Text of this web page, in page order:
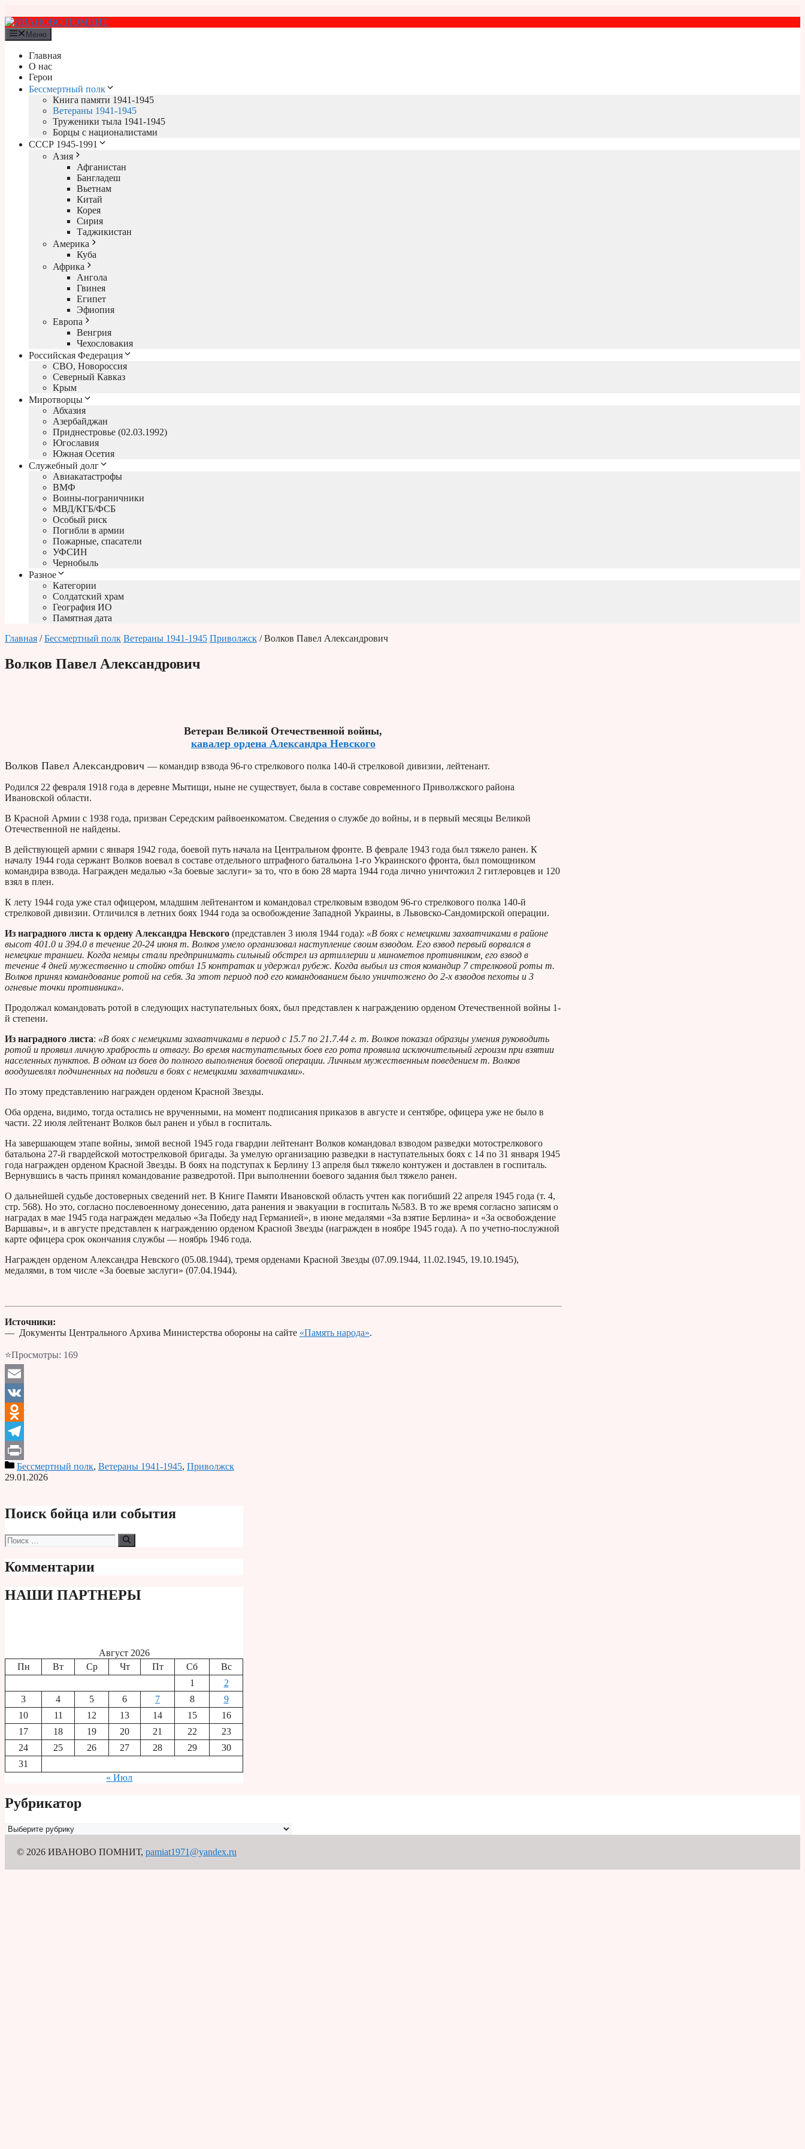
к
содержимому
Меню
Главная
О нас
Герои
Бессмертный полк
Книга памяти 1941-1945
Ветераны 1941-1945
Труженики тыла 1941-1945
Борцы с националистами
СССР 1945-1991
Азия
Афганистан
Бангладеш
Вьетнам
Китай
Корея
Сирия
Таджикистан
Америка
Куба
Африка
Ангола
Гвинея
Египет
Эфиопия
Европа
Венгрия
Чехословакия
Российская Федерация
СВО, Новороссия
Северный Кавказ
Крым
Миротворцы
Абхазия
Азербайджан
Приднестровье (02.03.1992)
Югославия
Южная Осетия
Служебный долг
Авиакатастрофы
ВМФ
Воины-пограничники
МВД/КГБ/ФСБ
Особый риск
Погибли в армии
Пожарные, спасатели
УФСИН
Чернобыль
Разное
Категории
Солдатский храм
География ИО
Памятная дата
Главная /Бессмертный полк Ветераны 1941-1945 Приволжск / Волков Павел Александрович
Волков Павел Александрович
Ветеран Великой Отечественной войны,
кавалер ордена Александра Невского
Волков Павел Александрович — командир взвода 96-го стрелкового полка 140-й стрелковой дивизии, лейтенант.
Родился 22 февраля 1918 года в деревне Мытищи, ныне не существует, была в составе современного Приволжского района
Ивановской области.
В Красной Армии с 1938 года, призван Середским райвоенкоматом. Сведения о службе до войны, и в первый месяцы Великой
Отечественной не найдены.
В действующей армии с января 1942 года, боевой путь начала на Центральном фронте. В феврале 1943 года был тяжело ранен. К
началу 1944 года сержант Волков воевал в составе отдельного штрафного батальона 1-го Украинского фронта, был помощником
командира взвода. Награжден медалью «За боевые заслуги» за то, что в бою 28 марта 1944 года лично уничтожил 2 гитлеровцев и 120
взял в плен.
К лету 1944 года уже стал офицером, младшим лейтенантом и командовал стрелковым взводом 96-го стрелкового полка 140-й
стрелковой дивизии. Отличился в летних боях 1944 года за освобождение Западной Украины, в Львовско-Сандомирской операции.
Из наградного листа к ордену Александра Невского (представлен 3 июля 1944 года): «В боях с немецкими захватчиками в районе
высот 401.0 и 394.0 в течение 20-24 июня т. Волков умело организовал наступление своим взводом. Его взвод первый ворвался в
немецкие траншеи. Когда немцы стали предпринимать сильный обстрел из артиллерии и минометов противником, его взвод в
течение 4 дней мужественно и стойко отбил 15 контратак и удержал рубеж. Когда выбыл из стоя командир 7 стрелковой роты т.
Волков принял командование ротой на себя. За этот период под его командованием было уничтожено до 2-х взводов пехоты и 3
огневые точки противника».
Продолжал командовать ротой в следующих наступательных боях, был представлен к награждению орденом Отечественной войны 1-
й степени.
Из наградного листа: «В боях с немецкими захватчиками в период с 15.7 по 21.7.44 г. т. Волков показал образцы умения руководить
ротой и проявил личную храбрость и отвагу. Во время наступательных боев его рота проявила исключительный героизм при взятии
населенных пунктов. В одном из боев до полного выполнения боевой операции. Личным мужественным поведением т. Волков
воодушевлял подчиненных на подвиги в боях с немецкими захватчиками».
По этому представлению награжден орденом Красной Звезды.
Оба ордена, видимо, тогда остались не врученными, на момент подписания приказов в августе и сентябре, офицера уже не было в
части. 22 июля лейтенант Волков был ранен и убыл в госпиталь.
На завершающем этапе войны, зимой весной 1945 года гвардии лейтенант Волков командовал взводом разведки мотострелкового
батальона 27-й гвардейской мотострелковой бригады. За умелую организацию разведки в наступательных боях с 14 по 31 января 1945
года награжден орденом Красной Звезды. В боях на подступах к Берлину 13 апреля был тяжело контужен и доставлен в госпиталь.
Вернувшись в часть принял командование разведротой. При выполнении боевого задания был тяжело ранен.
О дальнейшей судьбе достоверных сведений нет. В Книге Памяти Ивановской область учтен как погибший 22 апреля 1945 года (т. 4,
стр. 568). Но это, согласно послевоенному донесению, дата ранения и эвакуации в госпиталь №583. В то же время согласно записям о
наградах в мае 1945 года награжден медалью «За Победу над Германией», в июне медалями «За взятие Берлина» и «За освобождение
Варшавы», и в августе представлен к награждению орденом Красной Звезды (награжден в ноябре 1945 года). А по учетно-послужной
карте офицера срок окончания службы — ноябрь 1946 года.
Награжден орденом Александра Невского (05.08.1944), тремя орденами Красной Звезды (07.09.1944, 11.02.1945, 19.10.1945),
медалями, в том числе «За боевые заслуги» (07.04.1944).
Источники:
— Документы Центрального Архива Министерства обороны на сайте «Память народа».
⭐Просмотры: 169
Email
VK
Odnoklassniki
Telegram
PrintБессмертный полк, Ветераны 1941-1945, Приволжск
29.01.2026
Поиск бойца или события
Поиск:
Комментарии
НАШИ ПАРТНЕРЫ
Август 2026
Пн
Вт Ср Чт Пт Сб
Вс
1
2
3
4 5 6 7 8
9
10
11 12 13 14 15
16
17
18 19 20 21 22
23
24
25 26 27 28 29
30
31
« Июл
Рубрикатор
Рубрикатор
© 2026 ИВАНОВО ПОМНИТ, pamiat1971@yandex.ru